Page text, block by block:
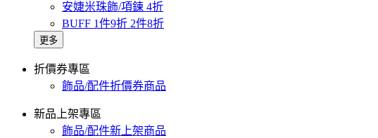
安婕米珠飾/項鍊 4折
BUFF 1件9折 2件8折
更多
折價券專區
飾品/配件折價券商品
新品上架專區
飾品/配件新上架商品